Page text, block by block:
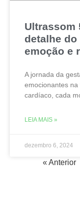
Ultrassom
detalhe
emoção e
A jornada da
emocionantes
cardíaco, cada
LEIA MAIS »
dezembro 6, 2024
« Anterior